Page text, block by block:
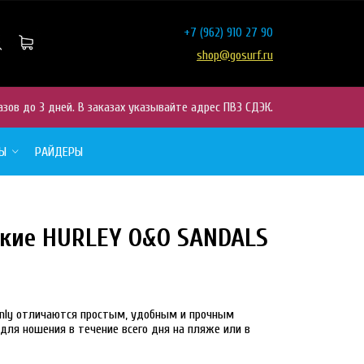
+7 (962) 910 27 90
shop@gosurf.ru
до 3 дней. В заказах указывайте адрес ПВЗ СДЭК.
РАЙДЕРЫ
30% NEW
HURLEY O&O SANDALS
отличаются простым, удобным и прочным
ношения в течение всего дня на пляже или в